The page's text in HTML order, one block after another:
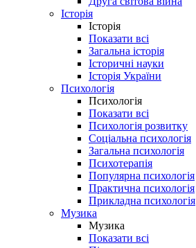
Історія
Історія
Показати всі
Загальна історія
Історичні науки
Історія України
Психологія
Психологія
Показати всі
Психологія розвитку
Соціальна психологія
Загальна психологія
Психотерапія
Популярна психологія
Практична психологія
Прикладна психологія
Музика
Музика
Показати всі